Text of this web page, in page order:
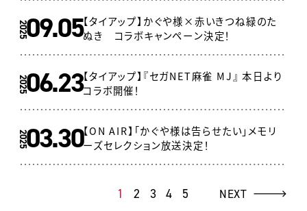
202509.05【タイアップ】かぐや様×赤いきつね緑のた
ぬき コラボキャンペーン決定！
202506.23【タイアップ】『セガNET麻雀 MJ』 本日より
コラボ開催！
202503.30【ON AIR】「かぐや様は告らせたい」メモリ
ーズセレクション放送決定！
1 2 3 4 5 NEXT